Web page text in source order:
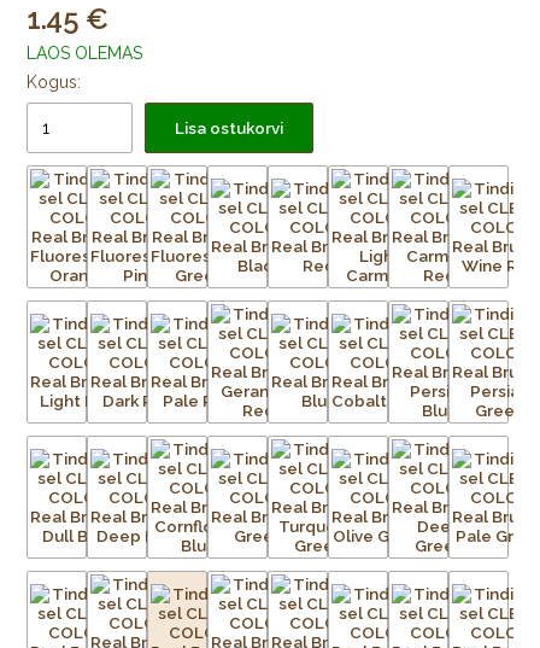
1.45
LAOS OLEMAS
Kogus:
Lisa ostukorvi